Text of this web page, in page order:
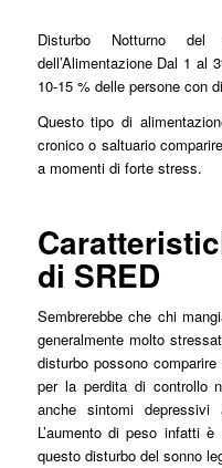
Disturbo Notturno
dell’Alimentazione Dal 1 al
10-15 % delle persone con
Questo tipo di
cronico o saltuario
a momenti di forte stress.
di SRED
Sembrerebbe che chi
generalmente molto
disturbo possono
per la perdita di controllo
anche sintomi
L’aumento di peso infatti
questo disturbo del sonno